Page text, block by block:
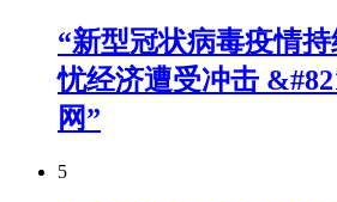
“新型冠状病毒疫情
忧经济遭受冲击
网”
5